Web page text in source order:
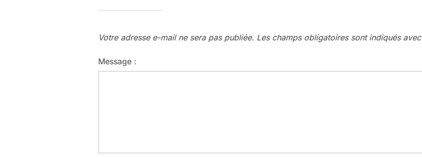
Votre adresse e-mail ne sera pas publiée. Les champs obligatoires sont indiqués avec
Message :